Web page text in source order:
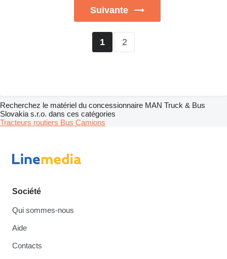
Suivante
1 2
Recherchez le matériel du concessionnaire MAN Truck & Bus
Slovakia s.r.o. dans ces catégories
Tracteurs routiers Bus Camions
Société
Qui sommes-nous
Aide
Contacts